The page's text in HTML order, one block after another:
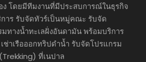
ง โดยมีทีมงานที่มีประสบการณ์ในธุรกิจ
าร รับจัดทัวร์เป็นหมู่คณะ รับจัด
ทางน้ำทะเลฝั่งอันดามัน พร้อมบริการ
ช่าเรือออกทริปดำน้ำ รับจัดโปรแกรม
ที่เนปาล